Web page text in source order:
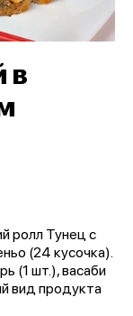
в
ролл Тунец с
(24 кусочка).
(1 шт.), васаби
вид продукта